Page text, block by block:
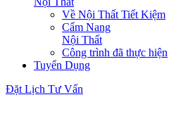
Về Nội Thất Tiết Kiệm
Cẩm Nang
Nội Thất
Công trình đã thực hiện
Tuyển Dụng
Đặt Lịch Tư Vấn